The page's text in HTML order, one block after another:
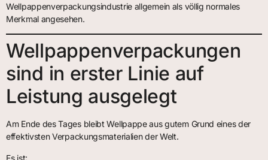
Wellpappenverpackungsindustrie allgemein als völlig normales
Merkmal angesehen.
Wellpappenverpackungen
sind in erster Linie auf
Leistung ausgelegt
Am Ende des Tages bleibt Wellpappe aus gutem Grund eines der
effektivsten Verpackungsmaterialien der Welt.
Es ist: